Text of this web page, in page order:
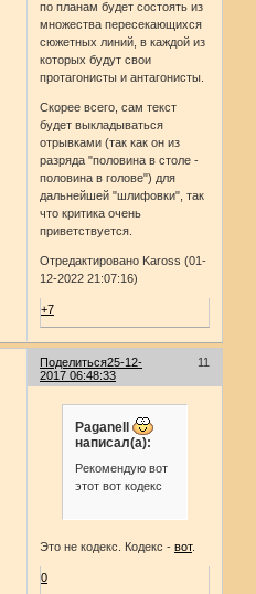
по планам будет состоять из
множества пересекающихся
сюжетных линий, в каждой из
которых будут свои
протагонисты и антагонисты.
Скорее всего, сам текст
будет выкладываться
отрывками (так как он из
разряда "половина в столе -
половина в голове") для
дальнейшей "шлифовки", так
что критика очень
приветствуется.
Отредактировано Kaross (01-
12-2022 21:07:16)
+7
Поделиться 11
25-12-
2017 06:48:33
Paganell
написал(а):
Рекомендую вот
этот вот кодекс
Это не кодекс. Кодекс -вот.
0